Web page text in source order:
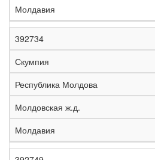
Молдавия
392734
Скумпия
Республика Молдова
Молдовская ж.д.
Молдавия